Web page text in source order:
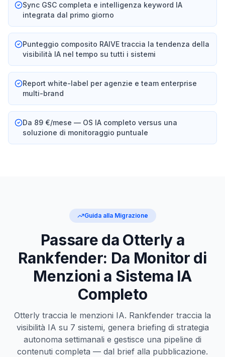
Sync GSC completa e intelligenza keyword IA
integrata dal primo giorno
Punteggio composito RAIVE traccia la tendenza della
visibilità IA nel tempo su tutti i sistemi
Report white-label per agenzie e team enterprise
multi-brand
Da 89 €/mese — OS IA completo versus una
soluzione di monitoraggio puntuale
Guida alla Migrazione
Passare da Otterly a
Rankfender: Da Monitor di
Menzioni a Sistema IA
Completo
Otterly traccia le menzioni IA. Rankfender traccia la
visibilità IA su 7 sistemi, genera briefing di strategia
autonoma settimanali e gestisce una pipeline di
contenuti completa — dal brief alla pubblicazione.